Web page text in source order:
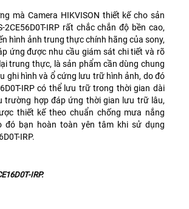
mà Camera HIKVISON thiết kế cho sản
2CE56D0T-IRP rất chắc chắn độ bền cao,
hình ảnh trung thực chính hãng của sony,
ứng được nhu cầu giám sát chi tiết và rõ
trung thực, là sản phẩm cần dùng chung
ghi hình và ổ cứng lưu trữ hình ảnh, do đó
IRP có thể lưu trữ trong thời gian dài
trường hợp đáp ứng thời gian lưu trữ lâu,
thiết kế theo chuẩn chống mưa nắng
đó bạn hoàn toàn yên tâm khi sử dụng
IRP.
IRP.